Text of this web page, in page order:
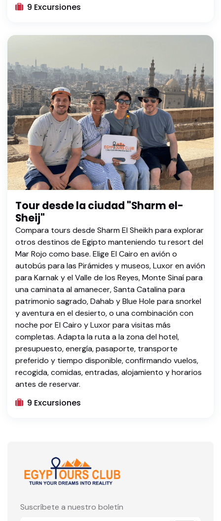
9 Excursiones
Tour desde la ciudad "Sharm el-
Sheij"
Compara tours desde Sharm El Sheikh para explorar
otros destinos de Egipto manteniendo tu resort del
Mar Rojo como base. Elige El Cairo en avión o
autobús para las Pirámides y museos, Luxor en avión
para Karnak y el Valle de los Reyes, Monte Sinaí para
una caminata al amanecer, Santa Catalina para
patrimonio sagrado, Dahab y Blue Hole para snorkel
y aventura en el desierto, o una combinación con
noche por El Cairo y Luxor para visitas más
completas. Adapta la ruta a la zona del hotel,
presupuesto, energía, pasaporte, transporte
preferido y tiempo disponible, confirmando vuelos,
recogida, comidas, entradas, alojamiento y horarios
antes de reservar.
9 Excursiones
Suscríbete a nuestro boletín